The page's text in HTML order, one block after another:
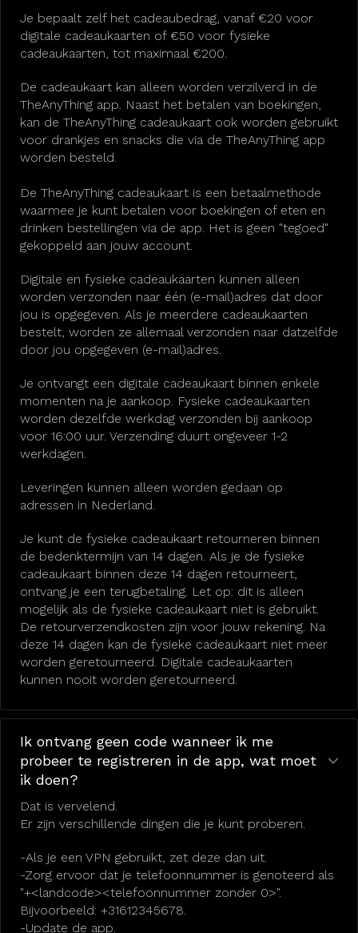
Je bepaalt zelf het cadeaubedrag, vanaf €20 voor
digitale cadeaukaarten of €50 voor fysieke
cadeaukaarten, tot maximaal €200.
De cadeaukaart kan alleen worden verzilverd in de
TheAnyThing app. Naast het betalen van boekingen,
kan de TheAnyThing cadeaukaart ook worden gebruikt
voor drankjes en snacks die via de TheAnyThing app
worden besteld.
De TheAnyThing cadeaukaart is een betaalmethode
waarmee je kunt betalen voor boekingen of eten en
drinken bestellingen via de app. Het is geen "tegoed"
gekoppeld aan jouw account.
Digitale en fysieke cadeaukaarten kunnen alleen
worden verzonden naar één (e-mail)adres dat door
jou is opgegeven. Als je meerdere cadeaukaarten
bestelt, worden ze allemaal verzonden naar datzelfde
door jou opgegeven (e-mail)adres.
Je ontvangt een digitale cadeaukaart binnen enkele
momenten na je aankoop. Fysieke cadeaukaarten
worden dezelfde werkdag verzonden bij aankoop
voor 16:00 uur. Verzending duurt ongeveer 1-2
werkdagen.
Leveringen kunnen alleen worden gedaan op
adressen in Nederland.
Je kunt de fysieke cadeaukaart retourneren binnen
de bedenktermijn van 14 dagen. Als je de fysieke
cadeaukaart binnen deze 14 dagen retourneert,
ontvang je een terugbetaling. Let op: dit is alleen
mogelijk als de fysieke cadeaukaart niet is gebruikt.
De retourverzendkosten zijn voor jouw rekening. Na
deze 14 dagen kan de fysieke cadeaukaart niet meer
worden geretourneerd. Digitale cadeaukaarten
kunnen nooit worden geretourneerd.
Ik ontvang geen code wanneer ik me
probeer te registreren in de app, wat moet
ik doen?
Dat is vervelend.
Er zijn verschillende dingen die je kunt proberen.
-Als je een VPN gebruikt, zet deze dan uit.
-Zorg ervoor dat je telefoonnummer is genoteerd als
"+<landcode><telefoonnummer zonder 0>".
Bijvoorbeeld: +31612345678.
-Update de app.